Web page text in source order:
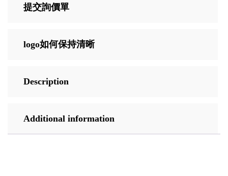
提交詢價單
logo如何保持清晰
Description
Additional information